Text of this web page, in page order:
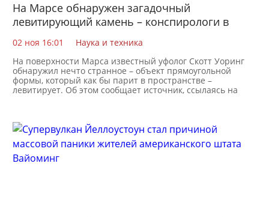
На Марсе обнаружен загадочный
левитирующий камень – конспирологи в
02 ноя 16:01
Наука и техника
На поверхности Марса известный уфолог Скотт Уоринг
обнаружил нечто странное – объект прямоугольной
формы, который как бы парит в пространстве –
левитирует. Об этом сообщает источник, ссылаясь на